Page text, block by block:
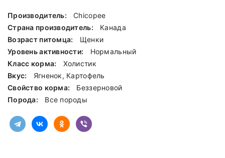
Производитель:
Chicopee
Страна производитель:
Канада
Возраст питомца:
Щенки
Уровень активности:
Нормальный
Класс корма:
Холистик
Вкус:
Ягненок, Картофель
Свойство корма:
Беззерновой
Порода:
Все породы